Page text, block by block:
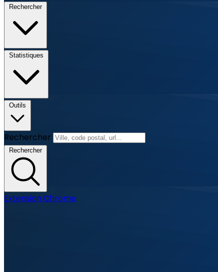
Rechercher
Statistiques
Outils
Rechercher
Rechercher
Extension Chrome